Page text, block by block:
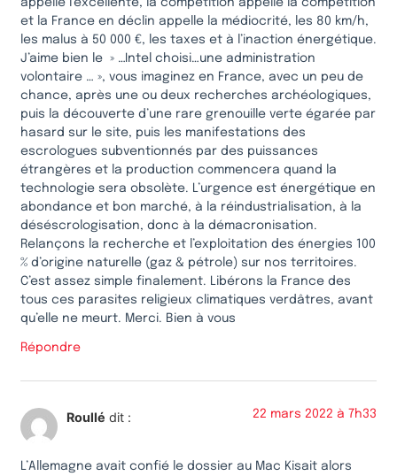
appelle l’excellente, la compétition appelle la compétition
et la France en déclin appelle la médiocrité, les 80 km/h,
les malus à 50 000 €, les taxes et à l’inaction énergétique.
J’aime bien le » …Intel choisi…une administration
volontaire … », vous imaginez en France, avec un peu de
chance, après une ou deux recherches archéologiques,
puis la découverte d’une rare grenouille verte égarée par
hasard sur le site, puis les manifestations des
escrologues subventionnés par des puissances
étrangères et la production commencera quand la
technologie sera obsolète. L’urgence est énergétique en
abondance et bon marché, à la réindustrialisation, à la
déséscrologisation, donc à la démacronisation.
Relançons la recherche et l’exploitation des énergies 100
% d’origine naturelle (gaz & pétrole) sur nos territoires.
C’est assez simple finalement. Libérons la France des
tous ces parasites religieux climatiques verdâtres, avant
qu’elle ne meurt. Merci. Bien à vous
Répondre
Roullé dit : 22 mars 2022 à 7h33
L’Allemagne avait confié le dossier au Mac Kisait alors